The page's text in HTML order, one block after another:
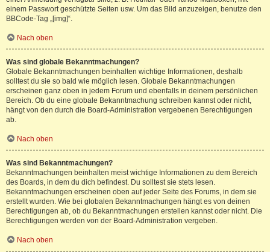
einem Passwort geschützte Seiten usw. Um das Bild anzuzeigen, benutze den
BBCode-Tag „[img]“.
Nach oben
Was sind globale Bekanntmachungen?
Globale Bekanntmachungen beinhalten wichtige Informationen, deshalb
solltest du sie so bald wie möglich lesen. Globale Bekanntmachungen
erscheinen ganz oben in jedem Forum und ebenfalls in deinem persönlichen
Bereich. Ob du eine globale Bekanntmachung schreiben kannst oder nicht,
hängt von den durch die Board-Administration vergebenen Berechtigungen
ab.
Nach oben
Was sind Bekanntmachungen?
Bekanntmachungen beinhalten meist wichtige Informationen zu dem Bereich
des Boards, in dem du dich befindest. Du solltest sie stets lesen.
Bekanntmachungen erscheinen oben auf jeder Seite des Forums, in dem sie
erstellt wurden. Wie bei globalen Bekanntmachungen hängt es von deinen
Berechtigungen ab, ob du Bekanntmachungen erstellen kannst oder nicht. Die
Berechtigungen werden von der Board-Administration vergeben.
Nach oben